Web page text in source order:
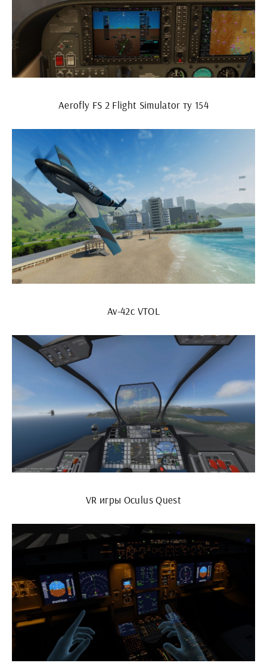
Aerofly FS 2 Flight Simulator ту 154
Av-42c VTOL
VR игры Oculus Quest